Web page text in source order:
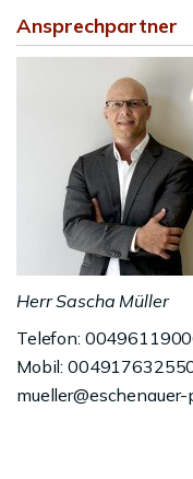
Ansprechpartner
Herr Sascha Müller
Telefon:
Mobil: